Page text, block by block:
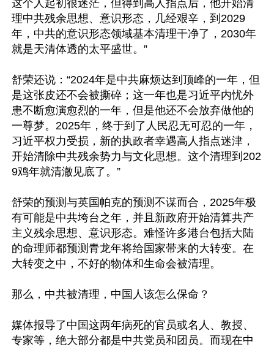
这个人起初很迷茫，但得到高人指点后，他开始清
理中共残余思想、意识形态，几经艰辛，到2029
年，中共的意识形态领域基本清理干净了，2030年
就是天清体透的太平盛世。”
舒荣还说：“2024年是中共麻烦达到顶峰的一年，但
是这张皮还不会被撕碎；这一年也是习近平内忧外
患不断愈演愈烈的一年，但是他还不会放弃做他的
一尊梦。2025年，终于到了人民忍无可忍的一年，
习近平权力受损，新的执政者幸遇高人指点迷津，
开始清除中共残余势力与文化思想。这个清理到202
9鸡年就清澈见底了。”
舒荣的预测与英国帕克的预测不谋而合，2025年极
有可能是中共垮台之年，并且新政府开始清算共产
主义残余思想、意识形态。难怪许多港台包括大陆
的命理师都预测青龙年将给国家带来的大转变。在
大转变之中，不好的物体和生命会被清理。
那么，中共被清理，中国人该怎么保命？
媒体报导了中国这两年病死的官员或名人、教授、
专家等，绝大部分都是中共党员和团员。而现在中